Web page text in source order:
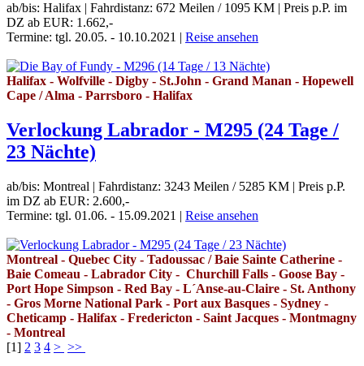
ab/bis: Halifax | Fahrdistanz: 672 Meilen / 1095 KM | Preis p.P. im
DZ ab EUR: 1.662,-
Termine: tgl. 20.05. - 10.10.2021 | Reise ansehen
Halifax - Wolfville - Digby - St.John - Grand Manan - Hopewell
Cape / Alma - Parrsboro - Halifax
Verlockung Labrador - M295 (24 Tage /
23 Nächte)
ab/bis: Montreal | Fahrdistanz: 3243 Meilen / 5285 KM | Preis p.P.
im DZ ab EUR: 2.600,-
Termine: tgl. 01.06. - 15.09.2021 | Reise ansehen
Montreal - Quebec City - Tadoussac / Baie Sainte Catherine -
Baie Comeau - Labrador City - Churchill Falls - Goose Bay -
Port Hope Simpson - Red Bay - L´Anse-au-Claire - St. Anthony
- Gros Morne National Park - Port aux Basques - Sydney -
Cheticamp - Halifax - Fredericton - Saint Jacques - Montmagny
- Montreal
[1] 2 3 4 > >>